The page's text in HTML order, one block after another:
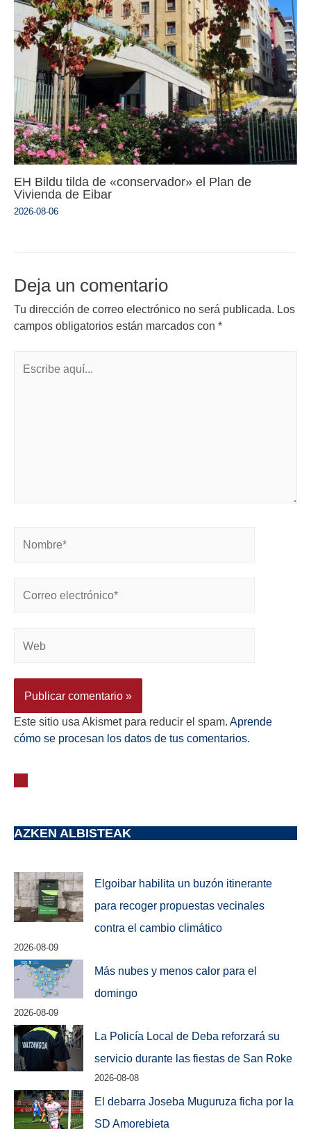
EH Bildu tilda de «conservador» el Plan de
Vivienda de Eibar
2026-08-06
Deja un comentario
Tu dirección de correo electrónico no será publicada. Los
campos obligatorios están marcados con *
Este sitio usa Akismet para reducir el spam. Aprende
cómo se procesan los datos de tus comentarios.
AZKEN ALBISTEAK
Elgoibar habilita un buzón itinerante
para recoger propuestas vecinales
contra el cambio climático
2026-08-09
Más nubes y menos calor para el
domingo
2026-08-09
La Policía Local de Deba reforzará su
servicio durante las fiestas de San Roke
2026-08-08
El debarra Joseba Muguruza ficha por la
SD Amorebieta